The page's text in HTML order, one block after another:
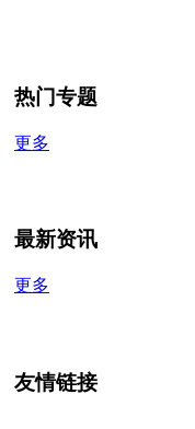
热门专题
更多
最新资讯
更多
友情链接